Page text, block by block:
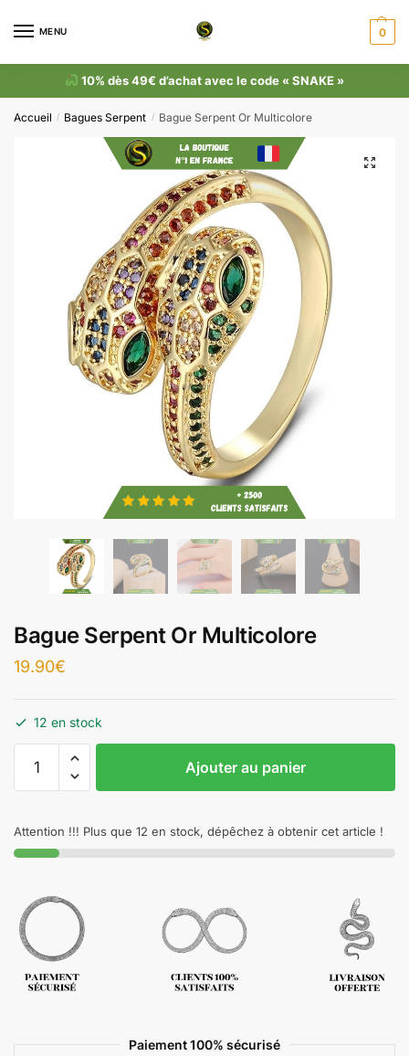
MENU 0
10% dès 49€ d’achat avec le code « SNAKE »
Accueil / Bagues Serpent / Bague Serpent Or Multicolore
Bague Serpent Or Multicolore
19.90€
12 en stock
Ajouter au panier
Attention !!! Plus que 12 en stock, dépêchez à obtenir cet article !
Paiement 100% sécurisé